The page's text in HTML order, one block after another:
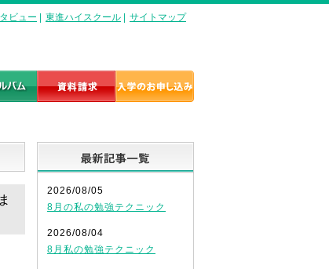
ビュー 東進ハイスクール サイトマップ
2026/08/05
8月の私の勉強テクニック
2026/08/04
8月私の勉強テクニック